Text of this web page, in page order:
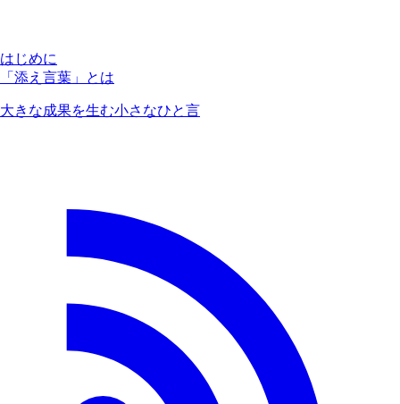
はじめに
「添え言葉」とは
大きな成果を生む小さなひと言